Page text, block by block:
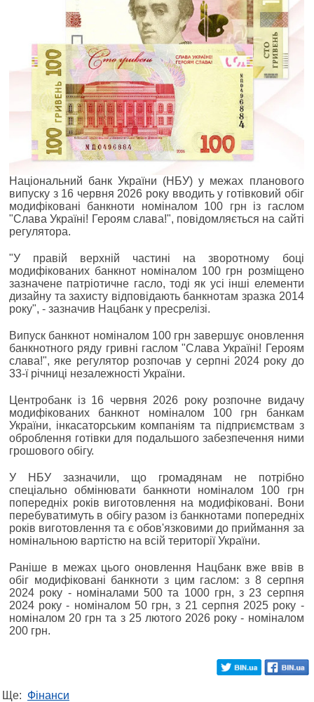
Національний банк України (НБУ) у межах планового
випуску з 16 червня 2026 року вводить у готівковий обіг
модифіковані банкноти номіналом 100 грн із гаслом
"Слава Україні! Героям слава!", повідомляється на сайті
регулятора.
"У правій верхній частині на зворотному боці
модифікованих банкнот номіналом 100 грн розміщено
зазначене патріотичне гасло, тоді як усі інші елементи
дизайну та захисту відповідають банкнотам зразка 2014
року", - зазначив Нацбанк у пресрелізі.
Випуск банкнот номіналом 100 грн завершує оновлення
банкнотного ряду гривні гаслом "Слава Україні! Героям
слава!", яке регулятор розпочав у серпні 2024 року до
33-ї річниці незалежності України.
Центробанк із 16 червня 2026 року розпочне видачу
модифікованих банкнот номіналом 100 грн банкам
України, інкасаторським компаніям та підприємствам з
оброблення готівки для подальшого забезпечення ними
грошового обігу.
У НБУ зазначили, що громадянам не потрібно
спеціально обмінювати банкноти номіналом 100 грн
попередніх років виготовлення на модифіковані. Вони
перебуватимуть в обігу разом із банкнотами попередніх
років виготовлення та є обов'язковими до приймання за
номінальною вартістю на всій території України.
Раніше в межах цього оновлення Нацбанк вже ввів в
обіг модифіковані банкноти з цим гаслом: з 8 серпня
2024 року - номіналами 500 та 1000 грн, з 23 серпня
2024 року - номіналом 50 грн, з 21 серпня 2025 року -
номіналом 20 грн та з 25 лютого 2026 року - номіналом
200 грн.
Ще: Фінанси